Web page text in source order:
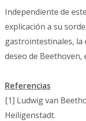
Independiente de
explicación a su
gastrointestinales, la
deseo de Beethoven,
Referencias
[1] Ludwig van
Heiligenstadt.